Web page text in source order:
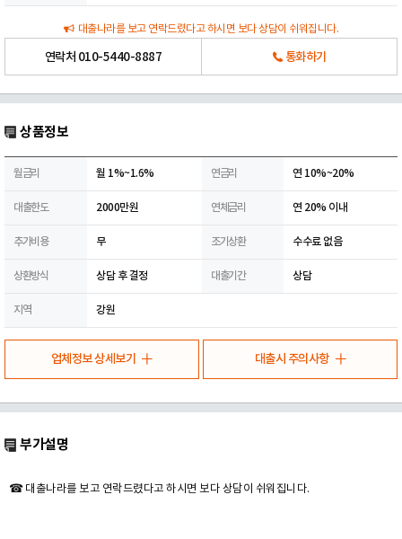
대출나라를 보고 연락드렸다고 하시면 보다 상담이 쉬워집니다.
연락처 010-5440-8887 통화하기
상품정보
월금리 월 1%~1.6% 연금리 연 10%~20%
대출한도 2000만원 연체금리 연 20% 이내
추가비용 무 조기상환 수수료 없음
상환방식 상담 후 결정 대출기간 상담
지역 강원
업체정보 상세보기 대출시 주의사항
부가설명
☎ 대출나라를 보고 연락드렸다고 하시면 보다 상담이 쉬워집니다.